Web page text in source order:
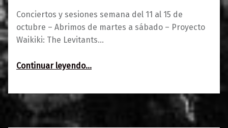
Conciertos y sesiones semana del 11 al 15 de
octubre – Abrimos de martes a sábado – Proyecto
Waikiki: The Levitants…
Continuar leyendo“Semana del 11 al 15 de octubre”
…